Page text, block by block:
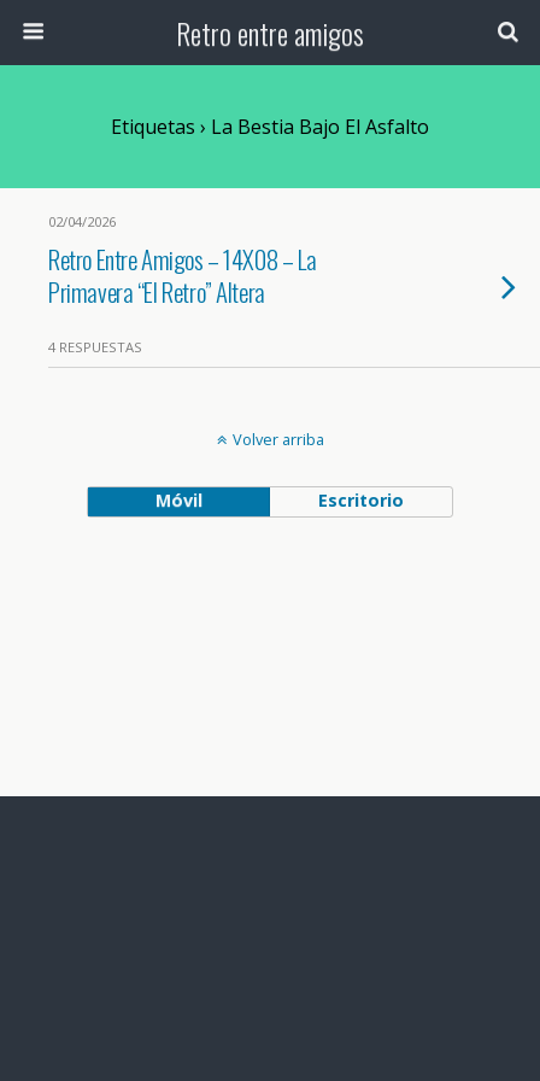
Retro entre amigos
Etiquetas › La Bestia Bajo El Asfalto
02/04/2026
Retro Entre Amigos – 14X08 – La
Primavera “El Retro” Altera
4 RESPUESTAS
Volver arriba
Móvil Escritorio